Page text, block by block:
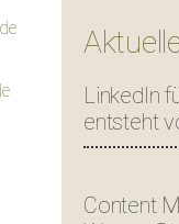
LinkedIn
entsteht
Content